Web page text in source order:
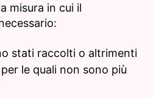
misura in cui il
stati raccolti o altrimenti
le quali non sono più